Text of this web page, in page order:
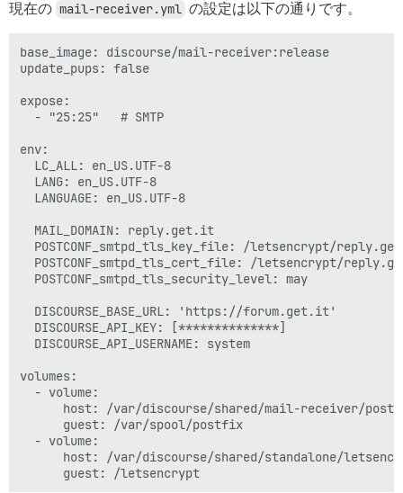
現在の mail-receiver.yml の設定は以下の通りです。
base_image: discourse/mail-receiver:release
update_pups: false
expose:
  - "25:25"   # SMTP
env:
  LC_ALL: en_US.UTF-8
  LANG: en_US.UTF-8
  LANGUAGE: en_US.UTF-8
  MAIL_DOMAIN: reply.get.it
POSTCONF_smtpd_tls_key_file: /letsencrypt/
POSTCONF_smtpd_tls_cert_file: /letsencrypt/
  POSTCONF_smtpd_tls_security_level: may
  DISCOURSE_BASE_URL: 'https://forum.get.it'
  DISCOURSE_API_KEY: [**************]
  DISCOURSE_API_USERNAME: system
volumes:
  - volume:
host: /var/discourse/shared/mail-receiver/
      guest: /var/spool/postfix
  - volume:
host: /var/discourse/shared/standalone/